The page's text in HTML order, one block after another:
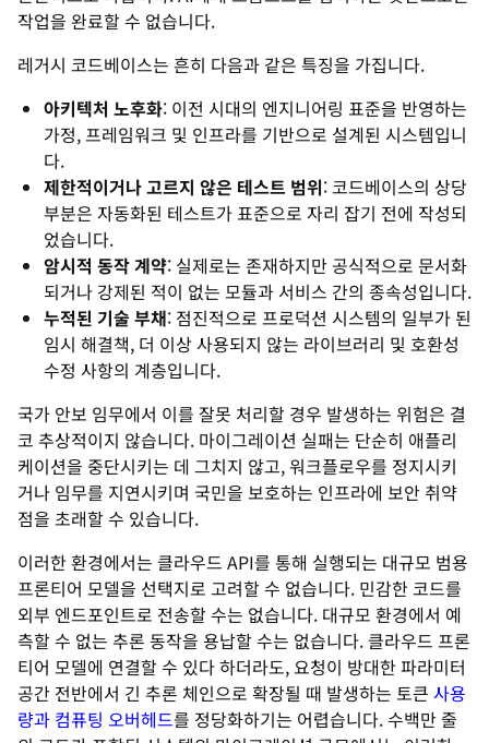
작업을 완료할 수 없습니다.
레거시 코드베이스는 흔히 다음과 같은 특징을 가집니다.
아키텍처 노후화: 이전 시대의 엔지니어링 표준을 반영하는
가정, 프레임워크 및 인프라를 기반으로 설계된 시스템입니
다.
제한적이거나 고르지 않은 테스트 범위: 코드베이스의 상당
부분은 자동화된 테스트가 표준으로 자리 잡기 전에 작성되
었습니다.
암시적 동작 계약: 실제로는 존재하지만 공식적으로 문서화
되거나 강제된 적이 없는 모듈과 서비스 간의 종속성입니다.
누적된 기술 부채: 점진적으로 프로덕션 시스템의 일부가 된
임시 해결책, 더 이상 사용되지 않는 라이브러리 및 호환성
수정 사항의 계층입니다.
국가 안보 임무에서 이를 잘못 처리할 경우 발생하는 위험은 결
코 추상적이지 않습니다. 마이그레이션 실패는 단순히 애플리
케이션을 중단시키는 데 그치지 않고, 워크플로우를 정지시키
거나 임무를 지연시키며 국민을 보호하는 인프라에 보안 취약
점을 초래할 수 있습니다.
이러한 환경에서는 클라우드 API를 통해 실행되는 대규모 범용
프론티어 모델을 선택지로 고려할 수 없습니다. 민감한 코드를
외부 엔드포인트로 전송할 수는 없습니다. 대규모 환경에서 예
측할 수 없는 추론 동작을 용납할 수는 없습니다. 클라우드 프론
티어 모델에 연결할 수 있다 하더라도, 요청이 방대한 파라미터
공간 전반에서 긴 추론 체인으로 확장될 때 발생하는 토큰 사용
량과 컴퓨팅 오버헤드를 정당화하기는 어렵습니다. 수백만 줄